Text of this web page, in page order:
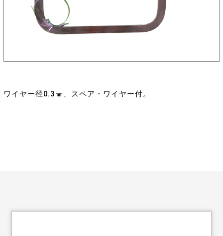
ワイヤー径0.3㎜、スペア・ワイヤー付。